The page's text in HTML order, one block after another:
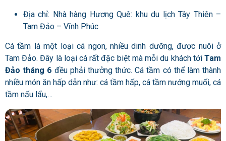
Địa chỉ: Nhà hàng Hương Quê: khu du lịch Tây Thiên –
Tam Đảo – Vĩnh Phúc
Cá tầm là một loại cá ngon, nhiều dinh dưỡng, được nuôi ở
Tam Đảo. Đây là loại cá rất đặc biệt mà mỗi du khách tới Tam
Đảo tháng 6 đều phải thưởng thức. Cá tầm có thể làm thành
nhiều món ăn hấp dẫn như: cá tầm hấp, cá tầm nướng muối, cá
tầm nấu lẩu,…